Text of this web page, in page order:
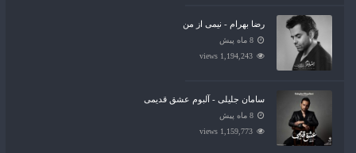
رضا بهرام - نیمی از من
8 ماه پیش
1,194,243 views
سامان جلیلی - آلبوم عشق قدیمی
8 ماه پیش
1,159,773 views